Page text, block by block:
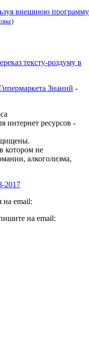
внешнюю программу
)
тексту-роздуму в
Знаний -
интернет ресурсов -
котором не
алкоголизма,
2017
email:
на email: